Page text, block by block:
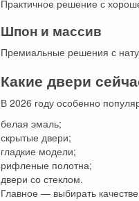
Практичное решение с
Шпон и массив
Премиальные решения с
Какие двери
В 2026 году особенно
белая эмаль;
скрытые двери;
гладкие модели;
рифленые полотна;
двери со стеклом.
Главное — выбирать